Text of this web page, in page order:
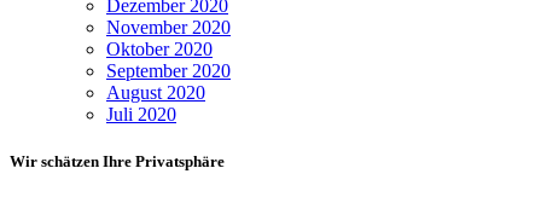
Dezember 2020
November 2020
Oktober 2020
September 2020
August 2020
Juli 2020
Wir schätzen Ihre Privatsphäre